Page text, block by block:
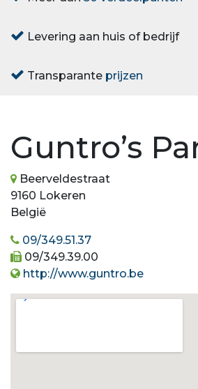
Levering aan huis of bedrijf
Transparante prijzen
Guntro’s
Beerveldestraat
9160 Lokeren
België
09/349.51.37
09/349.39.00
http://www.guntro.be